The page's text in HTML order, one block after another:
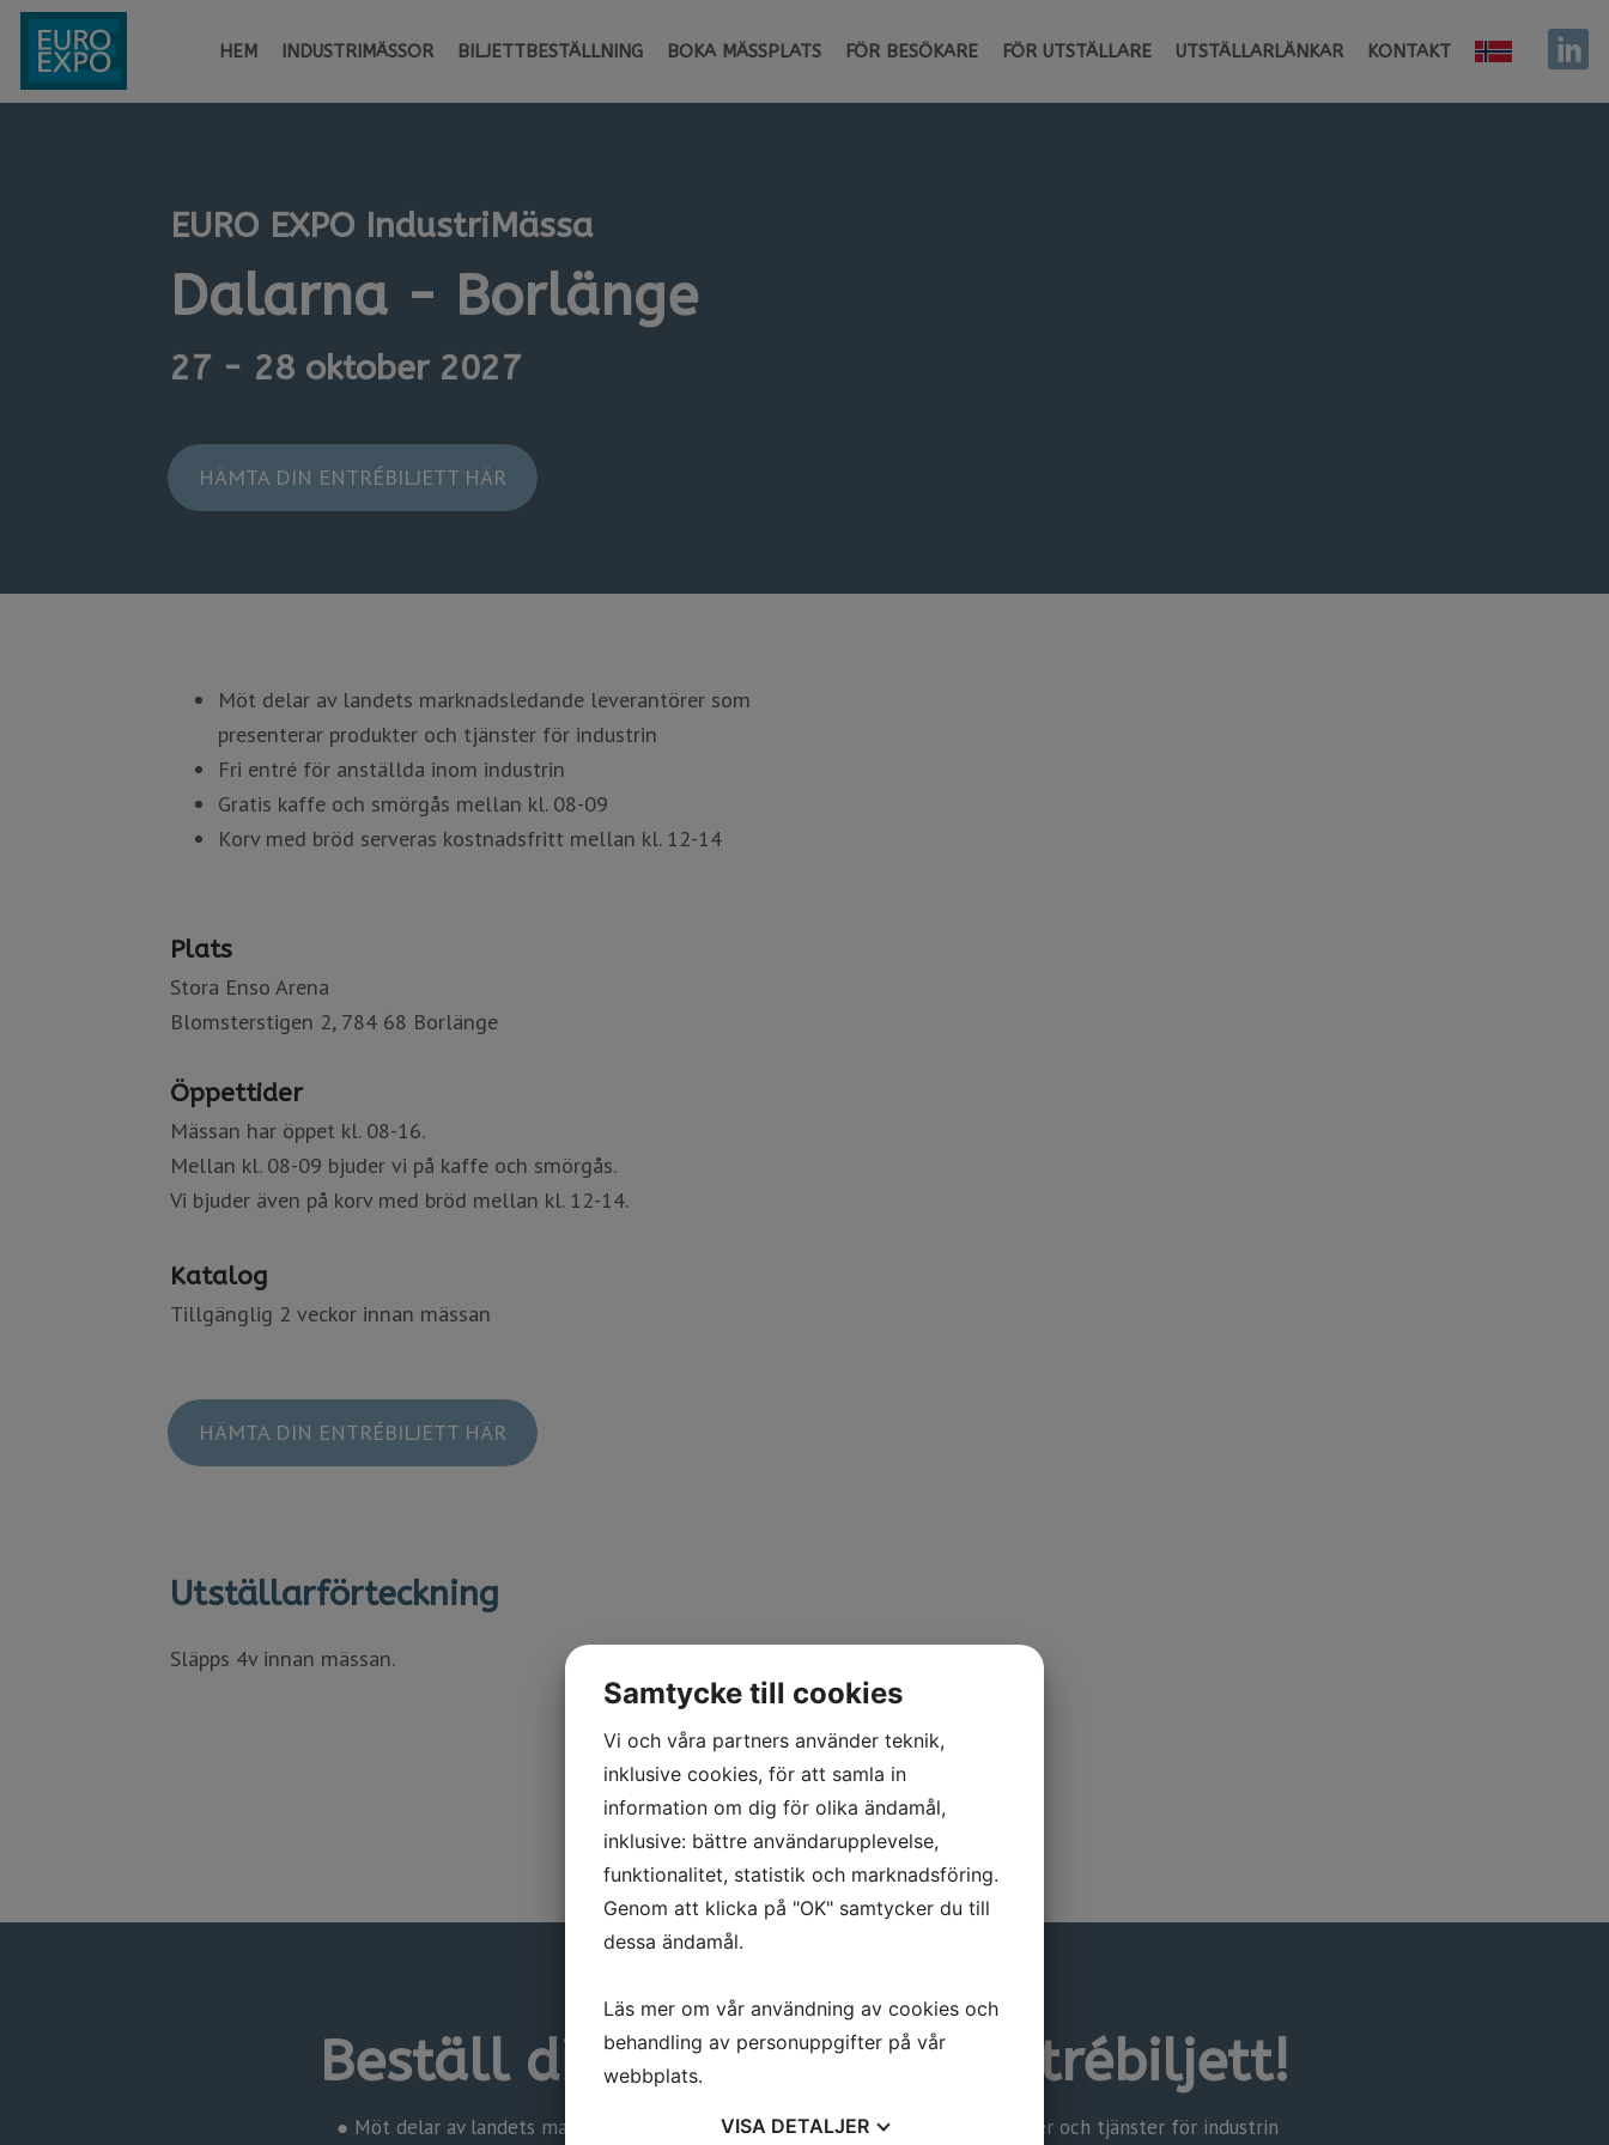
HEM INDUSTRIMÄSSOR BILJETTBESTÄLLNING BOKA MÄSSPLATS FÖR BESÖKARE FÖR UTSTÄLLARE UTSTÄLLARLÄNKAR KONTAKT NORGE
EURO EXPO IndustriMässa
Dalarna - Borlänge
27 - 28 oktober 2027
HÄMTA DIN ENTRÉBILJETT HÄR
Möt delar av landets marknadsledande leverantörer som
presenterar produkter och tjänster för industrin
Fri entré för anställda inom industrin
Gratis kaffe och smörgås mellan kl. 08-09
Korv med bröd serveras kostnadsfritt mellan kl. 12-14
Plats
Stora Enso Arena
​​​​​​​Blomsterstigen 2, 784 68 Borlänge
Öppettider
Mässan har öppet kl. 08-16.
Mellan kl. 08-09 bjuder vi på kaffe och smörgås.
Vi bjuder även på korv med bröd mellan kl. 12-14.
Katalog
Tillgänglig 2 veckor innan mässan​​​​​​​
HÄMTA DIN ENTRÉBILJETT HÄR
Utställarförteckning
Släpps 4v innan mässan.​​​​​​​
Beställ din kostnadsfria entrébiljett!
● Möt delar av landets marknadsledande leverantörer som presenterar produkter och tjänster för industrin
Samtycke till cookies
Vi och våra partners använder teknik,
inklusive cookies, för att samla in
information om dig för olika ändamål,
inklusive: bättre användarupplevelse,
funktionalitet, statistik och marknadsföring.
Genom att klicka på "OK" samtycker du till
dessa ändamål.
Läs mer om vår användning av cookies och
behandling av personuppgifter på vår
webbplats.
VISA DETALJER